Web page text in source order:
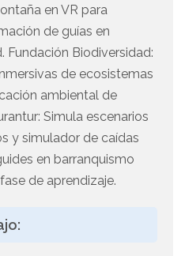
en VR para
de guías en
Biodiversidad:
de ecosistemas
ambiental de
Simula escenarios
y simulador de caídas
en barranquismo
de aprendizaje.